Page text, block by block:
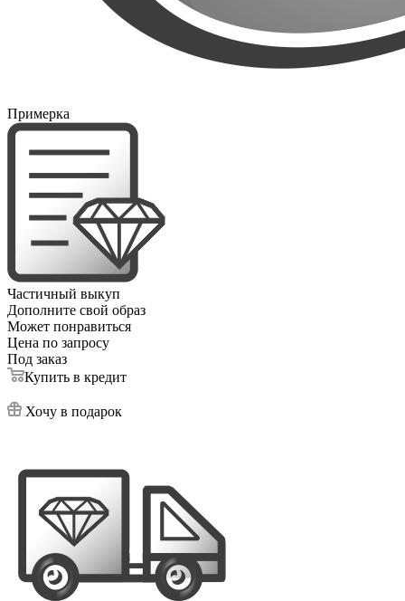
Примерка
Частичный выкуп
Дополните свой образ
Может понравиться
Цена по запросу
Под заказ
Купить в кредит
Хочу в подарок